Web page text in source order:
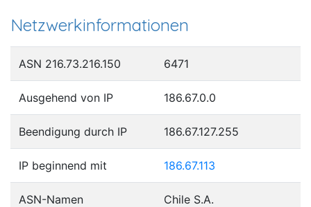
Netzwerkinformationen
ASN 216.73.216.150 6471
Ausgehend von IP 186.67.0.0
Beendigung durch IP 186.67.127.255
IP beginnend mit 186.67.113
ASN-Namen Chile S.A.